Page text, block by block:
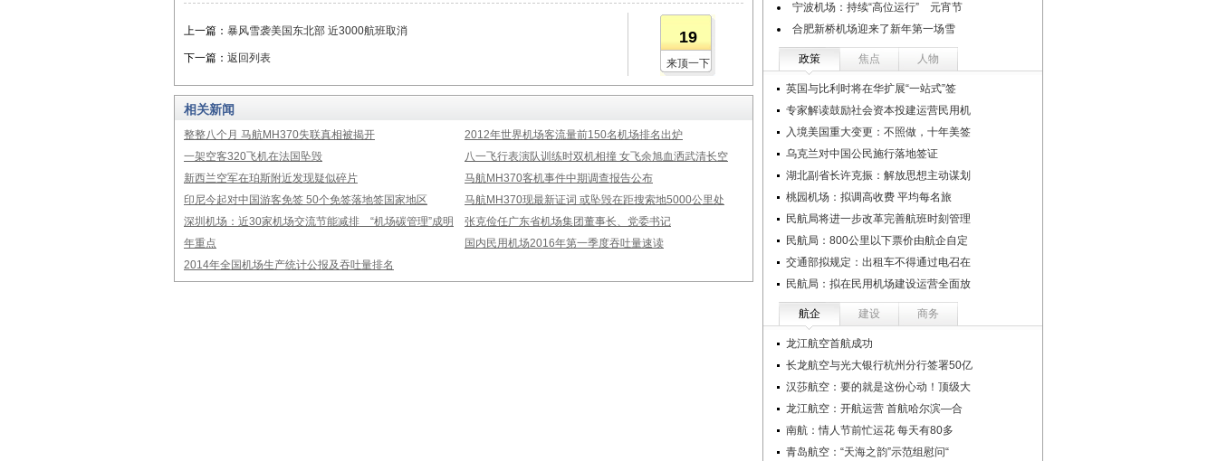
上一篇： 暴风雪袭美国东北部 近3000航班取消
下一篇： 返回列表
19
来顶一下
相关新闻
整整八个月 马航MH370失联真相被揭开
2012年世界机场客流量前150名机场排名出炉
一架空客320飞机在法国坠毁
八一飞行表演队训练时双机相撞 女飞余旭血洒武清长空
新西兰空军在珀斯附近发现疑似碎片
马航MH370客机事件中期调查报告公布
印尼今起对中国游客免签 50个免签落地签国家地区
马航MH370现最新证词 或坠毁在距搜索地5000公里处
深圳机场：近30家机场交流节能减排 “机场碳管理”成明
年重点
张克俭任广东省机场集团董事长、党委书记
国内民用机场2016年第一季度吞吐量速读
2014年全国机场生产统计公报及吞吐量排名
宁波机场：持续“高位运行” 元宵节
合肥新桥机场迎来了新年第一场雪
政策 焦点 人物
英国与比利时将在华扩展“一站式”签
专家解读鼓励社会资本投建运营民用机
入境美国重大变更：不照做，十年美签
乌克兰对中国公民施行落地签证
湖北副省长许克振：解放思想主动谋划
桃园机场：拟调高收费 平均每名旅
民航局将进一步改革完善航班时刻管理
民航局：800公里以下票价由航企自定
交通部拟规定：出租车不得通过电召在
民航局：拟在民用机场建设运营全面放
航企 建设 商务
龙江航空首航成功
长龙航空与光大银行杭州分行签署50亿
汉莎航空：要的就是这份心动！顶级大
龙江航空：开航运营 首航哈尔滨—合
南航：情人节前忙运花 每天有80多
青岛航空：“天海之韵”示范组慰问“